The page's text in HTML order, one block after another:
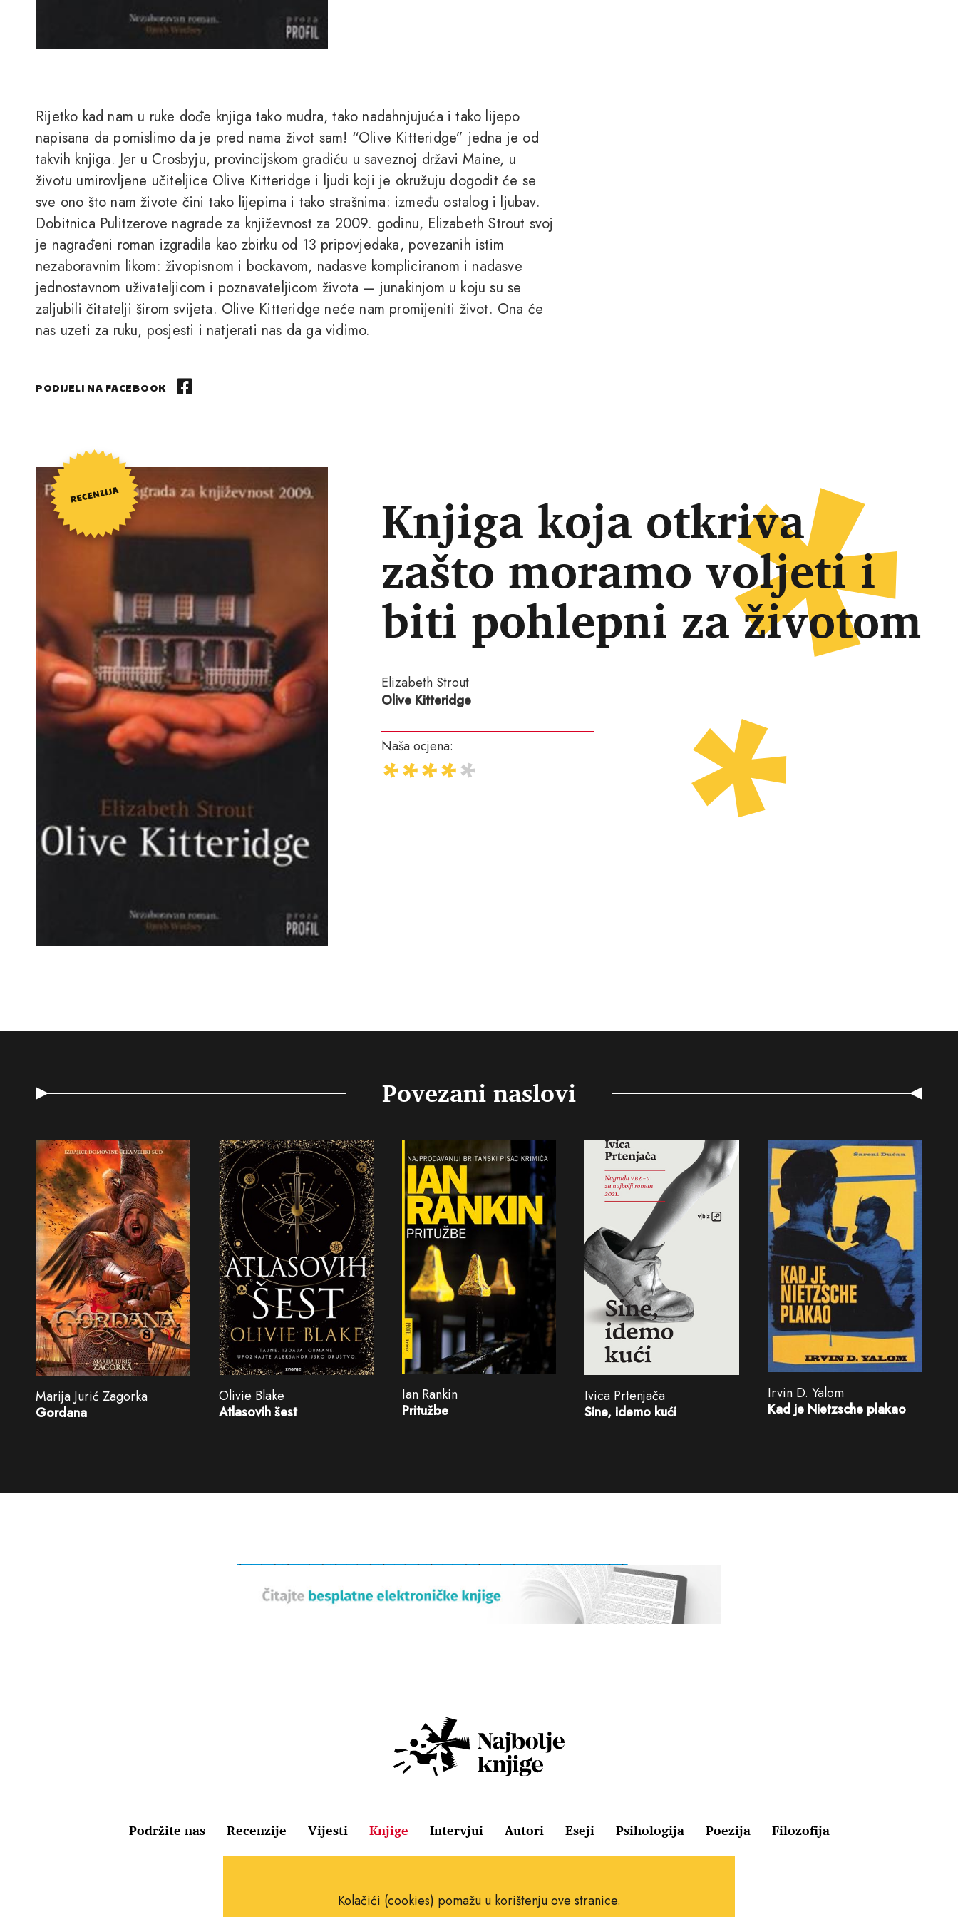
Rijetko kad nam u ruke dođe knjiga tako mudra, tako nadahnjujuća i tako lijepo
napisana da pomislimo da je pred nama život sam! “Olive Kitteridge” jedna je od
takvih knjiga. Jer u Crosbyju, provincijskom gradiću u saveznoj državi Maine, u
životu umirovljene učiteljice Olive Kitteridge i ljudi koji je okružuju dogodit će se
sve ono što nam živote čini tako lijepima i tako strašnima: između ostalog i ljubav.
Dobitnica Pulitzerove nagrade za književnost za 2009. godinu, Elizabeth Strout svoj
je nagrađeni roman izgradila kao zbirku od 13 pripovjedaka, povezanih istim
nezaboravnim likom: živopisnom i bockavom, nadasve kompliciranom i nadasve
jednostavnom uživateljicom i poznavateljicom života — junakinjom u koju su se
zaljubili čitatelji širom svijeta. Olive Kitteridge neće nam promijeniti život. Ona će
nas uzeti za ruku, posjesti i natjerati nas da ga vidimo.
PODIJELI NA FACEBOOK
Knjiga koja otkriva
zašto moramo voljeti i
biti pohlepni za životom
Elizabeth Strout
Olive Kitteridge
Naša ocjena:
Povezani naslovi
Marija Jurić Zagorka
Gordana
Olivie Blake
Atlasovih šest
Ian Rankin
Pritužbe
Ivica Prtenjača
Sine, idemo kući
Irvin D. Yalom
Kad je Nietzsche plakao
Podržite nas Recenzije Vijesti Knjige Intervjui Autori Eseji Psihologija Poezija Filozofija
Kolačići (cookies) pomažu u korištenju ove stranice.